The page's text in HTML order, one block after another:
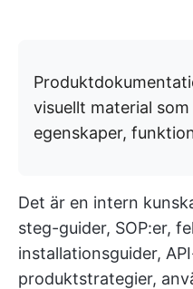
visuellt material
egenskaper,
Det är en intern
steg-guider, SOP:er,
installationsguider,
produktstrategier,